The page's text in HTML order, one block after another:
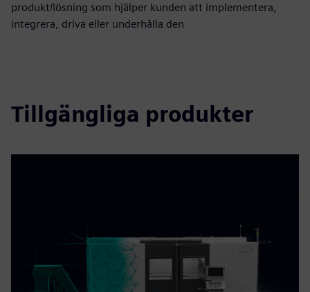
produkt/lösning som hjälper kunden att implementera,
integrera, driva eller underhålla den
Tillgängliga produkter